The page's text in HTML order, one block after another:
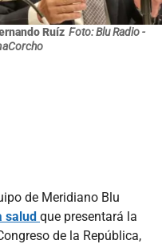
Ruíz Foto: Blu Radio -
de Meridiano Blu
salud que presentará la
de la República,